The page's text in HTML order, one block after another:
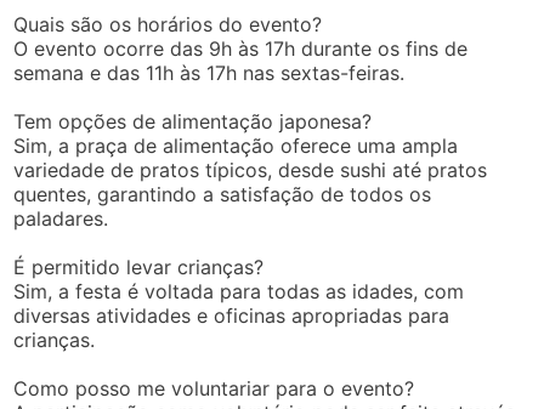
Quais são os horários do evento?
O evento ocorre das 9h às 17h durante os fins de
semana e das 11h às 17h nas sextas-feiras.
Tem opções de alimentação japonesa?
Sim, a praça de alimentação oferece uma ampla
variedade de pratos típicos, desde sushi até pratos
quentes, garantindo a satisfação de todos os
paladares.
É permitido levar crianças?
Sim, a festa é voltada para todas as idades, com
diversas atividades e oficinas apropriadas para
crianças.
Como posso me voluntariar para o evento?